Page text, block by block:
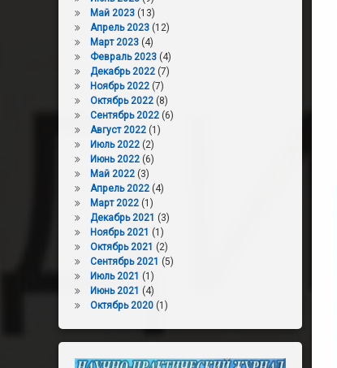
Май 2023(13)
Апрель 2023(12)
Март 2023(4)
Февраль 2023(4)
Декабрь 2022(7)
Ноябрь 2022(7)
Октябрь 2022(8)
Сентябрь 2022(6)
Август 2022(1)
Июль 2022(2)
Июнь 2022(6)
Май 2022(3)
Апрель 2022(4)
Март 2022(1)
Декабрь 2021 (3)
Ноябрь 2021 (1)
Октябрь 2021 (2)
Сентябрь 2021 (5)
Июль 2021 (1)
Июнь 2021 (4)
Октябрь 2020(1)